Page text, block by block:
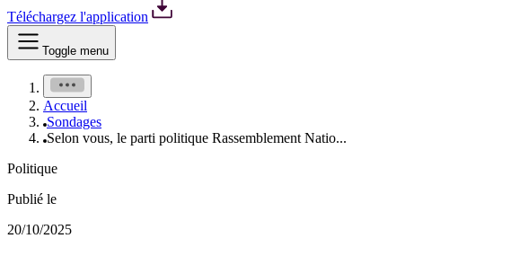
Téléchargez l'application
Toggle menu
Accueil
Sondages
Selon vous, le parti politique Rassemblement Natio...
Politique
Publié le
20/10/2025